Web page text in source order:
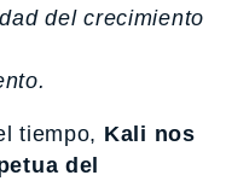
del crecimiento
tiempo, Kali nos
del